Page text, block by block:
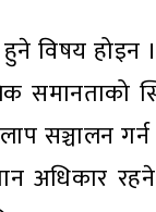
विषय होइन ।
सञ्चालन गर्न
अधिकार